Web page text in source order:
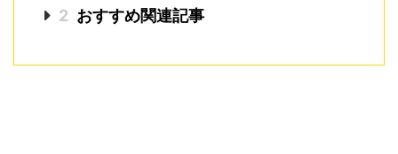
2 おすすめ関連記事